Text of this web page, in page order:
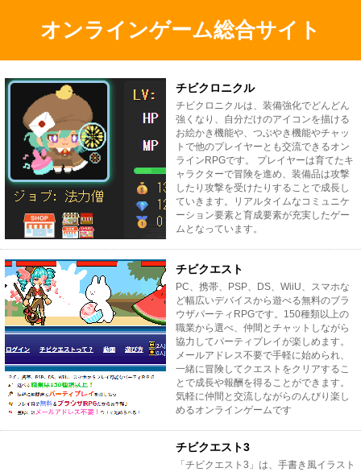
オンラインゲーム総合サイト
チビクロニクル
チビクロニクルは、装備強化でどんどん
強くなり、自分だけのアイコンを描ける
お絵かき機能や、つぶやき機能やチャッ
トで他のプレイヤーとも交流できるオン
ラインRPGです。 プレイヤーは育てたキ
ャラクターで冒険を進め、装備品は攻撃
したり攻撃を受けたりすることで成長し
ていきます。リアルタイムなコミュニケ
ーション要素と育成要素が充実したゲー
ムとなっています。
チビクエスト
PC、携帯、PSP、DS、WiiU、スマホな
ど幅広いデバイスから遊べる無料のブラ
ウザパーティRPGです。150種類以上の
職業から選べ、仲間とチャットしながら
協力してパーティプレイが楽しめます。
メールアドレス不要で手軽に始められ、
一緒に冒険してクエストをクリアするこ
とで成長や報酬を得ることができます。
気軽に仲間と交流しながらのんびり楽し
めるオンラインゲームです
チビクエスト3
「チビクエスト3」は、手書き風イラスト